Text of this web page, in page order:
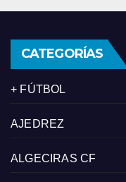
CATEGORÍAS
+ FÚTBOL
AJEDREZ
ALGECIRAS CF